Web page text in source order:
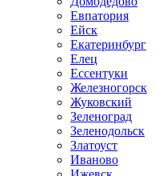
Евпатория
Ейск
Екатеринбург
Елец
Ессентуки
Железногорск
Жуковский
Зеленоград
Зеленодольск
Златоуст
Иваново